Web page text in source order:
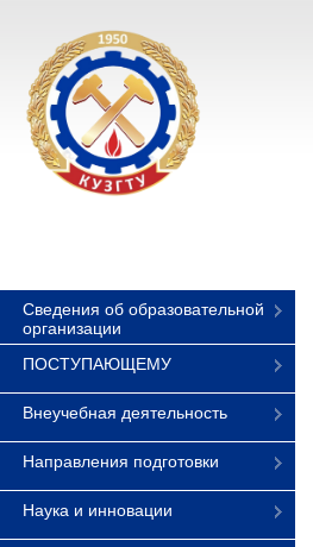
Сведения об образовательной
организации
ПОСТУПАЮЩЕМУ
Внеучебная деятельность
Направления подготовки
Наука и инновации